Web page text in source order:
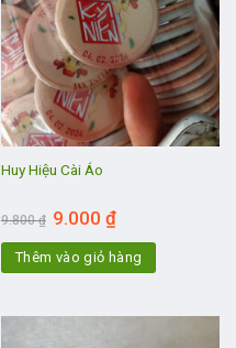
Huy Hiệu Cài Áo
9.800₫ Giá
gốc
là:
9.800 ₫.
9.000₫Giá
tại
là:
9.000 ₫.
Thêm vào giỏ hàng